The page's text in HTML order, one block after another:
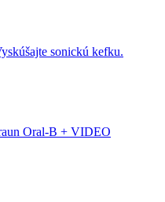
sonickú kefku.
Oral-B + VIDEO